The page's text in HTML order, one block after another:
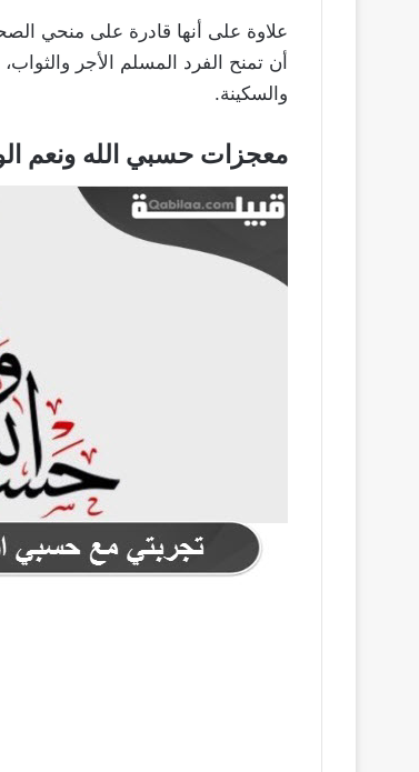
علاوة على أنها قادرة على منحي
أن تمنح الفرد المسلم الأجر
والسكينة.
معجزات حسبي الله ونعم